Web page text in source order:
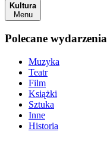
Kultura
Menu
Polecane wydarzenia
Muzyka
Teatr
Film
Książki
Sztuka
Inne
Historia